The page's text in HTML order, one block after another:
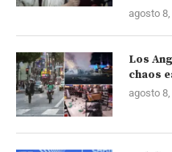
agosto
Los
chaos
agosto